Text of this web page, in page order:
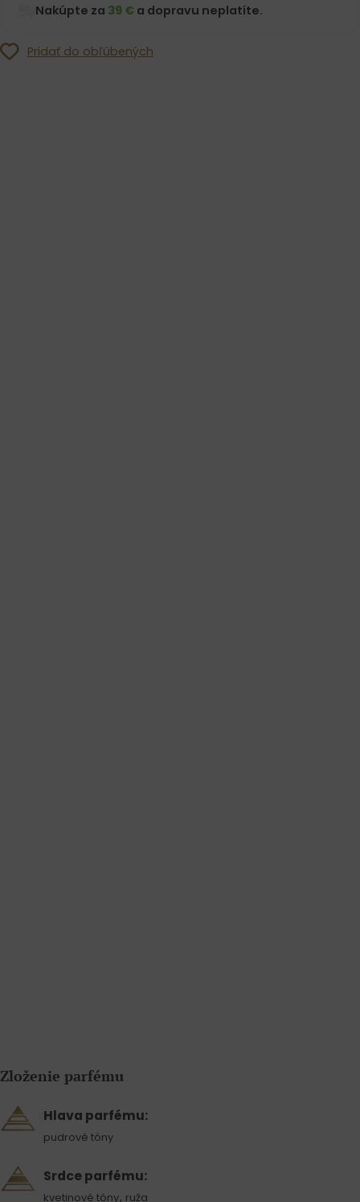
Nakúpte za 39 € a dopravu neplatíte.
Pridať do obľúbených
Zloženie parfému
Hlava parfému:
pudrové tóny
Srdce parfému:
kvetinové tóny, ruža